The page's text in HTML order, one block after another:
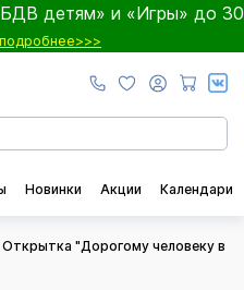
детям» и «Игры» до 30
подробнее>>>
Новинки Акции Календари
Открытка "Дорогому человеку в